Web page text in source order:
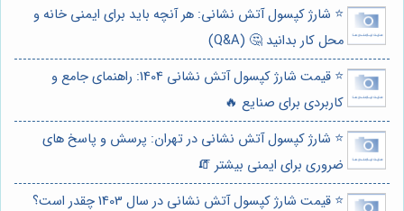
⭐️ شارژ کپسول آتش نشانی: هر آنچه باید برای ایمنی خانه و
محل کار بدانید 🤔 (Q&A)
⭐️ قیمت شارژ کپسول آتش نشانی 1404: راهنمای جامع و
کاربردی برای صنایع 🔥
⭐️ شارژ کپسول آتش نشانی در تهران: پرسش و پاسخ های
ضروری برای ایمنی بیشتر 🧯
⭐️ قیمت شارژ کپسول آتش نشانی در سال 1403 چقدر است؟